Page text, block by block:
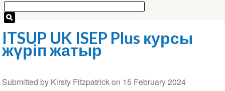
ITSUP UK ISEP Plus курсы
жүріп жатыр
Submitted by Kirsty Fitzpatrickon 15 February 2024